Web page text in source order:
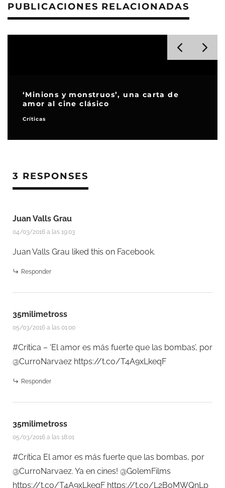
PUBLICACIONES RELACIONADAS
‘Minions y monstruos’, una carta de
amor al cine clásico
Críticas
3 RESPONSES
Juan Valls Grau
04/03/2016 a las 19:03
Juan Valls Grau liked this on Facebook.
Responder
35milimetross
05/03/2016 a las 01:00
#Crítica – ‘El amor es más fuerte que las bombas’, por
@CurroNarvaez https://t.co/T4A9xLkeqF
Responder
35milimetross
05/03/2016 a las 18:01
#Crítica El amor es más fuerte que las bombas, por
@CurroNarvaez. Ya en cines! @GolemFilms
https://t.co/T4A9xLkeqF https://t.co/L2BoMWQnLp